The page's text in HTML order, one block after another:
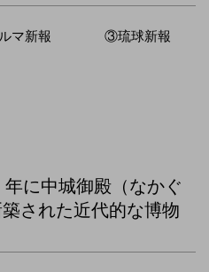
マ新報 ③琉球新報
に中城御殿（なかぐ
された近代的な博物